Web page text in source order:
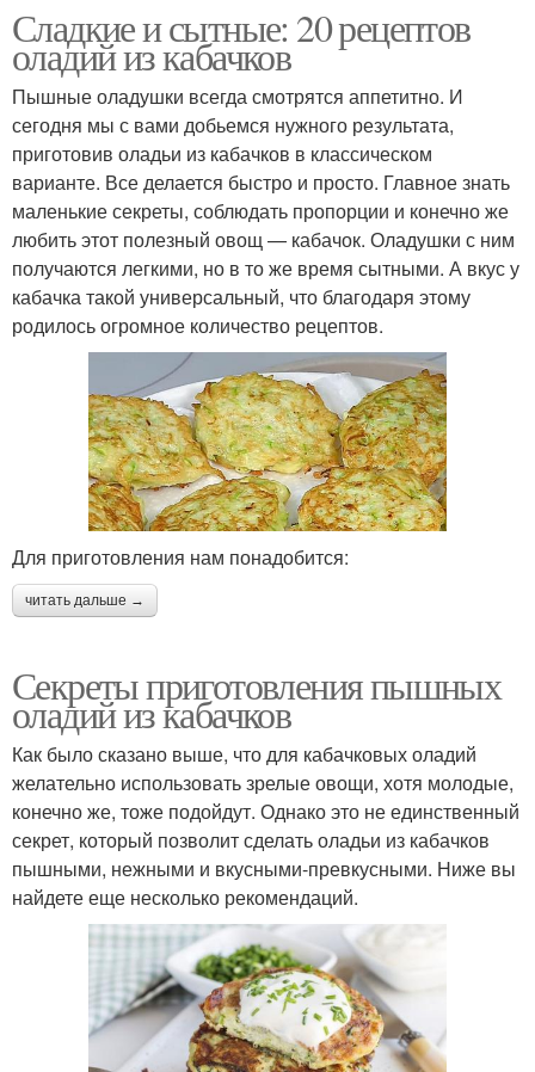
Сладкие и сытные: 20 рецептов
оладий из кабачков
Пышные оладушки всегда смотрятся аппетитно. И
сегодня мы с вами добьемся нужного результата,
приготовив оладьи из кабачков в классическом
варианте. Все делается быстро и просто. Главное знать
маленькие секреты, соблюдать пропорции и конечно же
любить этот полезный овощ — кабачок. Оладушки с ним
получаются легкими, но в то же время сытными. А вкус у
кабачка такой универсальный, что благодаря этому
родилось огромное количество рецептов.
Для приготовления нам понадобится:
читать дальше →
Секреты приготовления пышных
оладий из кабачков
Как было сказано выше, что для кабачковых оладий
желательно использовать зрелые овощи, хотя молодые,
конечно же, тоже подойдут. Однако это не единственный
секрет, который позволит сделать оладьи из кабачков
пышными, нежными и вкусными-превкусными. Ниже вы
найдете еще несколько рекомендаций.